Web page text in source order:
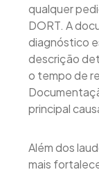
qualquer
DORT. A
diagnóstico
descrição
o tempo de
principal
Além dos
mais